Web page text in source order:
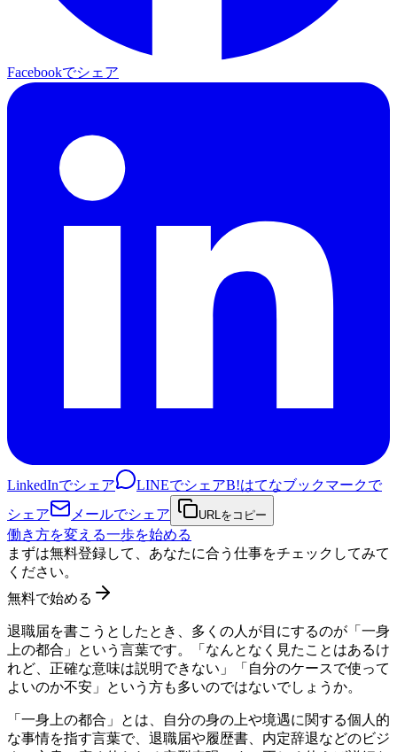
Facebookでシェア
LinkedInでシェア LINEでシェアB!はてなブックマークで
シェア
メールでシェア URLをコピー
働き方を変える一歩を始める
まずは無料登録して、あなたに合う仕事をチェックしてみて
ください。
無料で始める
退職届を書こうとしたとき、多くの人が目にするのが「一身
上の都合」という言葉です。「なんとなく見たことはあるけ
れど、正確な意味は説明できない」「自分のケースで使って
よいのか不安」という方も多いのではないでしょうか。
「一身上の都合」とは、自分の身の上や境遇に関する個人的
な事情を指す言葉で、退職届や履歴書、内定辞退などのビジ